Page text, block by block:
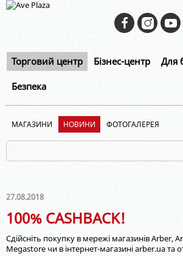
Торговий центр Бізнес-центр Для
Безпека
МАГАЗИНИ НОВИНИ ФОТОГАЛЕРЕЯ
27.08.2018
100% CASHBACK!
Сдійсніть покупку в мережі магазинів Arber,
Megastore чи в інтернет-магазині arber.ua та